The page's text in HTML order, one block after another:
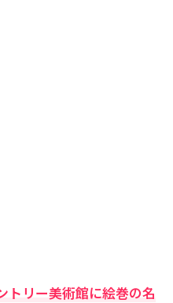
トリー美術館に絵巻の名